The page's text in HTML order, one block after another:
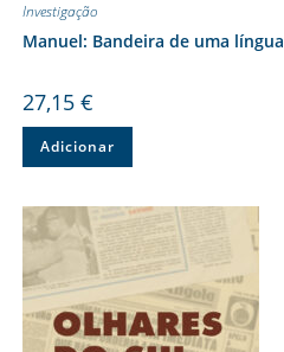
Investigação
Manuel: Bandeira de uma língua
27,15 €
Adicionar